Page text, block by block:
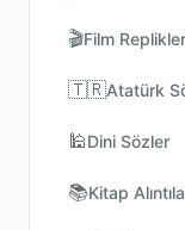
🎬Film
🇹🇷Atatürk
🕌Dini Sözler
📚Kitap